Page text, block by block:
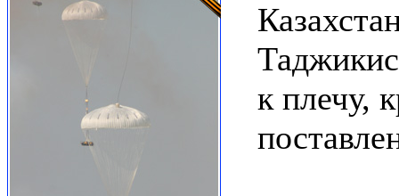
к плечу,